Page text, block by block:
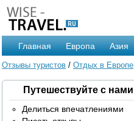
Главная Европа Азия
Отзывы туристов / Отдых в Европе
Путешествуйте с нами
Делиться впечатлениями